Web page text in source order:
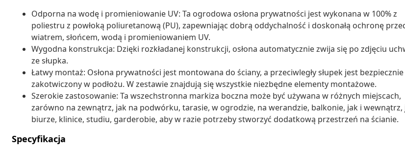
Odporna na wodę i promieniowanie UV: Ta ogrodowa osłona prywatności jest wykonana w 100% z
poliestru z powłoką poliuretanową (PU), zapewniając dobrą oddychalność i doskonałą ochronę
wiatrem, słońcem, wodą i promieniowaniem UV.
Wygodna konstrukcja: Dzięki rozkładanej konstrukcji, osłona automatycznie zwija się po zdjęciu
ze słupka.
Łatwy montaż: Osłona prywatności jest montowana do ściany, a przeciwległy słupek jest bezpiecznie
zakotwiczony w podłożu. W zestawie znajdują się wszystkie niezbędne elementy montażowe.
Szerokie zastosowanie: Ta wszechstronna markiza boczna może być używana w różnych miejscach,
zarówno na zewnątrz, jak na podwórku, tarasie, w ogrodzie, na werandzie, balkonie, jak i wewnątrz,
biurze, klinice, studiu, garderobie, aby w razie potrzeby stworzyć dodatkową przestrzeń na ścianie.
Specyfikacja